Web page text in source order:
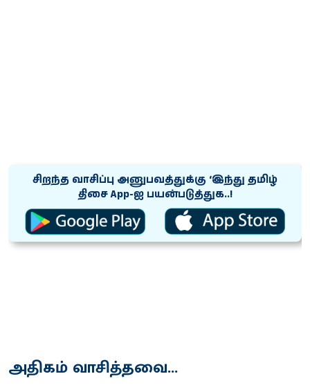
சிறந்த வாசிப்பு அனுபவத்துக்கு ‘இந்து தமிழ்
திசை App-ஐ பயன்படுத்துக..!
அதிகம் வாசித்தவை...